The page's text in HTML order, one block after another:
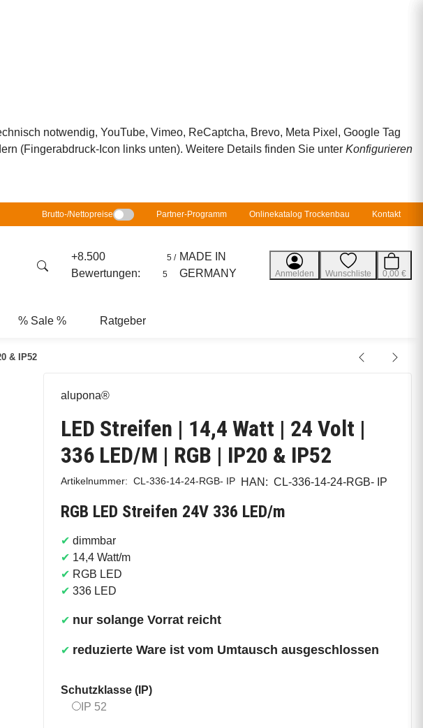
notwendig, YouTube, Vimeo, ReCaptcha, Brevo, Meta Pixel, Google Tag
(Fingerabdruck-Icon links unten). Weitere Details finden Sie unter Konfigurieren
Brutto-/Nettopreise Partner-Programm Onlinekatalog Trockenbau Kontakt
+8.500
Bewertungen:
5 /
5
MADE IN
GERMANY
Anmelden Wunschliste 0,00 €
% Sale % Ratgeber
& IP52
alupona®
LED Streifen | 14,4 Watt | 24 Volt |
336 LED/M | RGB | IP20 & IP52
Artikelnummer: CL-336-14-24-RGB- IP HAN: CL-336-14-24-RGB- IP
RGB LED Streifen 24V 336 LED/m
✔ dimmbar
✔ 14,4 Watt/m
✔ RGB LED
✔ 336 LED
✔ nur solange Vorrat reicht
✔ reduzierte Ware ist vom Umtausch ausgeschlossen
Schutzklasse (IP)
IP 52